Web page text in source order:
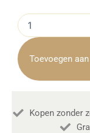
Armstoel
Amaro
Bleu
Grey
Draaiarmstoel
aantal
Toevoegen
Kopen zonder